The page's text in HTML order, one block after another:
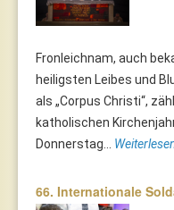
Fronleichnam, auch
heiligsten Leibes und
als „Corpus Christi“,
katholischen
Donnerstag...
66. Internationale